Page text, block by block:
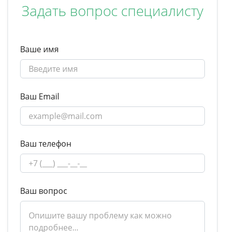
Задать вопрос специалисту
Ваше имя
Ваш Email
Ваш телефон
Ваш вопрос